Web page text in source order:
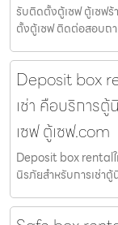
รับติดตั้งตู้เซฟ ตู้เซฟ
ตั้งตู้เซฟ ติดต่อสอบถ
Deposit box
เช่า คือบริการตู้
เซฟ ตู้เซฟ.com
Deposit box rentalใ
นิรภัยสำหรับการเช่าตู้